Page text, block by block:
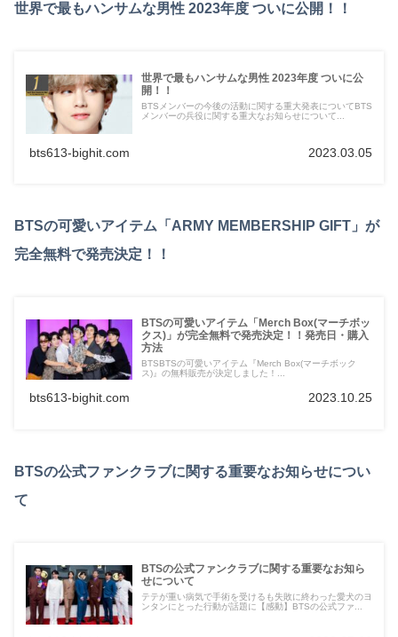
世界で最もハンサムな男性 2023年度 ついに公開！！
世界で最もハンサムな男性 2023年度 ついに公
開！！
BTSメンバーの今後の活動に関する重大発表についてBTS
メンバーの兵役に関する重大なお知らせについて...
bts613-bighit.com 2023.03.05
BTSの可愛いアイテム「ARMY MEMBERSHIP GIFT」が
完全無料で発売決定！！
BTSの可愛いアイテム「Merch Box(マーチボッ
クス)」が完全無料で発売決定！！発売日・購入
方法
BTSBTSの可愛いアイテム『Merch Box(マーチボック
ス)』の無料販売が決定しました！...
bts613-bighit.com 2023.10.25
BTSの公式ファンクラブに関する重要なお知らせについ
て
BTSの公式ファンクラブに関する重要なお知ら
せについて
テテが重い病気で手術を受けるも失敗に終わった愛犬のヨ
ンタンにとった行動が話題に【感動】BTSの公式ファ...